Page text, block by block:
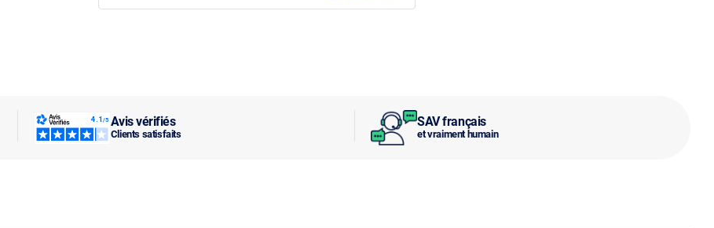
Avis vérifiés
Clients satisfaits
SAV français
et vraiment humain